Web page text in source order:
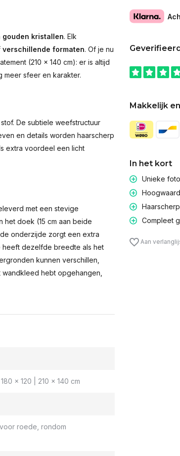
gouden kristallen. Elk
verschillende formaten. Of je nu
(210 × 140 cm): er is altijd
meer sfeer en karakter.
De subtiele weefstructuur
en details worden haarscherp
extra voordeel een licht
met een stevige
doek (15 cm aan beide
onderzijde zorgt een extra
heeft dezelfde breedte als het
kunnen verschillen,
hebt opgehangen,
x 120 | 210 x 140 cm
roede, rondom
Makkelijk
In het kort
Unieke
Compleet
Aan